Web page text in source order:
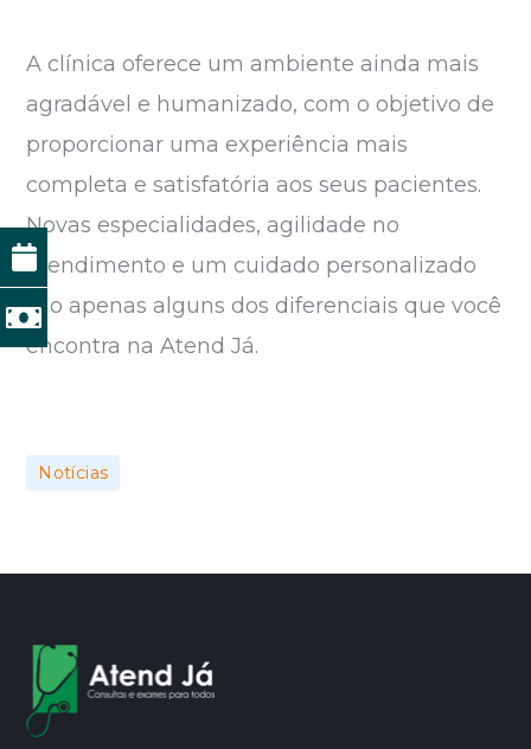
A clínica oferece um ambiente ainda mais
agradável e humanizado, com o objetivo de
proporcionar uma experiência mais
completa e satisfatória aos seus pacientes.
Novas especialidades, agilidade no
atendimento e um cuidado personalizado
são apenas alguns dos diferenciais que você
encontra na Atend Já.
Notícias